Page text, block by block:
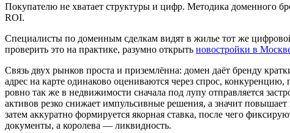
Покупателю не хватает структуры и цифр. Методика доменного
ROI.
Специалисты по доменным сделкам видят в жилье тот же
проверить это на практике, разумно открыть новостройки в
Связь двух рынков проста и приземлённа: домен даёт бренду
адрес на карте одинаково оцениваются через спрос,
ровно так же в недвижимости сначала под лупу отправляется
активов резко снижает импульсивные решения, а значит
затем аккуратно формируется якорная ставка, после чего
документы, а королева — ликвидность.